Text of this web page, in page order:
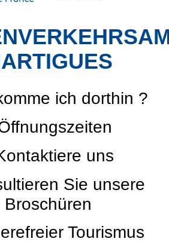
ich dorthin ?
uns
Sie unsere
Broschüren
Tourismus